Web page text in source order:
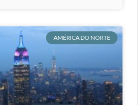
AMÉRICA DO NORTE